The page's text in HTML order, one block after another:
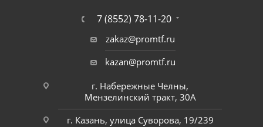
7 (8552) 78-11-20
zakaz@promtf.ru
kazan@promtf.ru
г. Набережные Челны,
Мензелинский тракт, 30А
г. Казань, улица Суворова, 19/239